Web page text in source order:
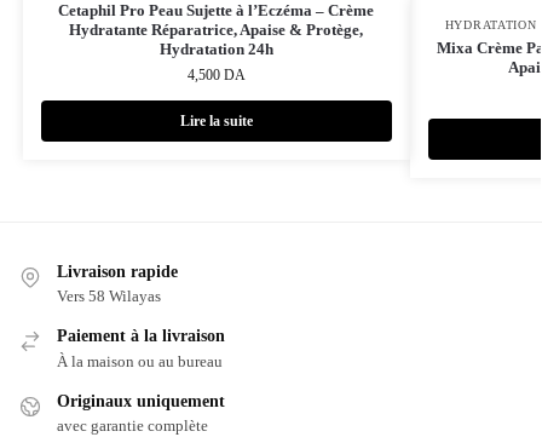
Cetaphil Pro Peau Sujette à l’Eczéma – Crème
Hydratante Réparatrice, Apaise & Protège,
Hydratation 24h
4,500 DA
Lire la suite
HYDRATATION
Mixa Crème
Livraison rapide
Vers 58 Wilayas
Paiement à la livraison
À la maison ou au bureau
Originaux uniquement
avec garantie complète